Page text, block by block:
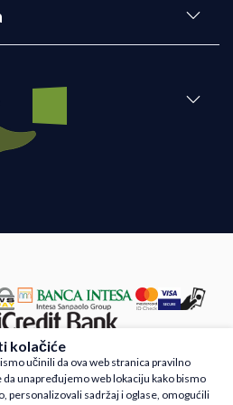
sajtove za druge zemlje
u opisu proizvoda, prikazu slika i samih cena,
informacije kompletne i bez grešaka. Svi
kolačiće
učinili da ova web stranica pravilno
unapređujemo web lokaciju kako bismo
personalizovali sadržaj i oglase, omogućili